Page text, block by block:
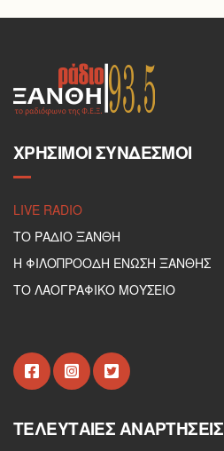
ΧΡΉΣΙΜΟΙ ΣΎΝΔΕΣΜΟΙ
LIVE RADIO
ΤΟ ΡΑΔΙΟ ΞΑΝΘΗ
Η ΦΙΛΟΠΡΟΟΔΗ ΕΝΩΣΗ ΞΑΝΘΗΣ
ΤΟ ΛΑΟΓΡΑΦΙΚΟ ΜΟΥΣΕΙΟ
ΤΕΛΕΥΤΑΊΕΣ ΑΝΑΡΤΉΣΕΙΣ